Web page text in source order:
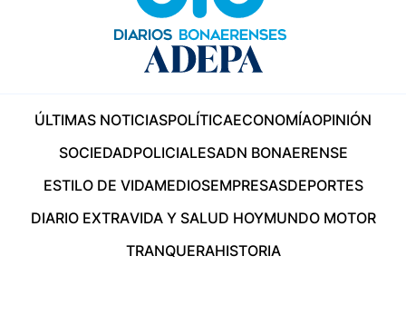
ÚLTIMAS NOTICIASPOLÍTICAECONOMÍAOPINIÓN
SOCIEDADPOLICIALESADN BONAERENSE
ESTILO DE VIDAMEDIOSEMPRESASDEPORTES
DIARIO EXTRAVIDA Y SALUD HOYMUNDO MOTOR
TRANQUERAHISTORIA